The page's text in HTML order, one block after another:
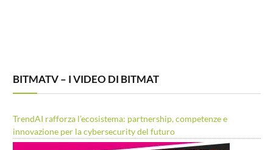
BITMATV – I VIDEO DI BITMAT
TrendAI rafforza l’ecosistema: partnership, competenze e
innovazione per la cybersecurity del futuro